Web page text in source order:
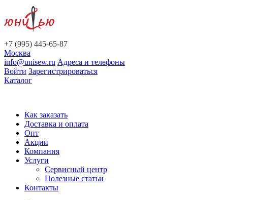
+7 (995) 445-65-87
Москва
info@unisew.ru Адреса и телефоны
Войти Зарегистрироваться
Каталог
Как заказать
Доставка и оплата
Опт
Акции
Компания
Услуги
Сервисный центр
Полезные статьи
Контакты